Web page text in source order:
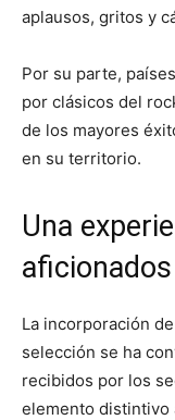
aplausos, gritos y
Por su parte,
por clásicos del
de los mayores
en su territorio.
Una
La incorporación
selección se ha
recibidos por los
elemento distintivo